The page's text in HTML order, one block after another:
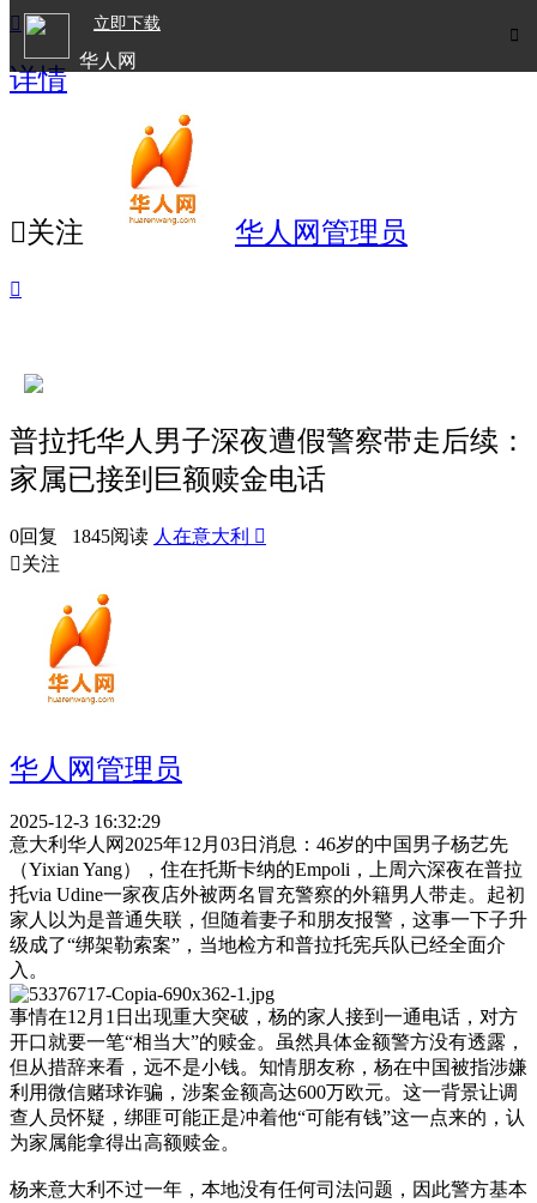

立即下载
华人网

详情
关注 华人网管理员

普拉托华人男子深夜遭假警察带走后续：
家属已接到巨额赎金电话
0回复 1845阅读 人在意大利 
关注
华人网管理员
2025-12-3 16:32:29
意大利华人网2025年12月03日消息：46岁的中国男子杨艺先
（Yixian Yang），住在托斯卡纳的Empoli，上周六深夜在普拉
托via Udine一家夜店外被两名冒充警察的外籍男人带走。起初
家人以为是普通失联，但随着妻子和朋友报警，这事一下子升
级成了“绑架勒索案”，当地检方和普拉托宪兵队已经全面介
入。
事情在12月1日出现重大突破，杨的家人接到一通电话，对方
开口就要一笔“相当大”的赎金。虽然具体金额警方没有透露，
但从措辞来看，远不是小钱。知情朋友称，杨在中国被指涉嫌
利用微信赌球诈骗，涉案金额高达600万欧元。这一背景让调
查人员怀疑，绑匪可能正是冲着他“可能有钱”这一点来的，认
为家属能拿得出高额赎金。
杨来意大利不过一年，本地没有任何司法问题，因此警方基本